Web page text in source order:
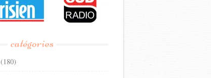
catégories
(180)